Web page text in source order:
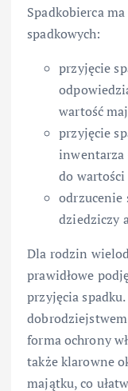
Spadkobierca
spadkowych:
przyjęcie
wartość
przyjęcie
inwentarza
do
odrzucenie
dziedziczy
Dla rodzin
prawidłowe
przyjęcia
forma ochrony
także klarowne
majątku, co